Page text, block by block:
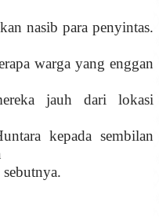
nasib para penyintas.
warga yang enggan
jauh dari lokasi
kepada sembilan